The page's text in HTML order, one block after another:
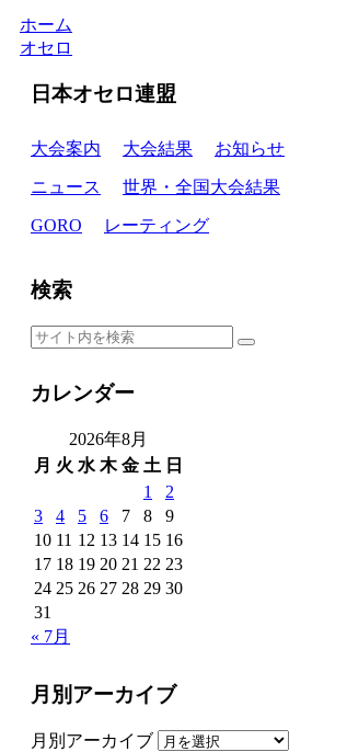
ホーム
オセロ
日本オセロ連盟
大会案内 大会結果 お知らせ
ニュース 世界・全国大会結果
GORO レーティング
検索
カレンダー
2026年8月
月 火 水 木 金 土 日
1
2
3
4 5 6 7 8
9
10 11 12 13 14 15 16
17 18 19 20 21 22 23
24 25 26 27 28 29 30
31
« 7月
月別アーカイブ
月別アーカイブ